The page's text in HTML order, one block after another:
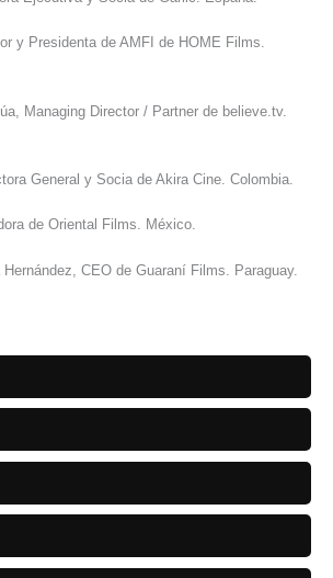
y Presidenta de AMFI de HOME Films.
Managing Director / Partner de believe.tv.
General y Socia de Akira Cine. Colombia.
de Oriental Films. México.
CEO de Guaraní Films. Paraguay.